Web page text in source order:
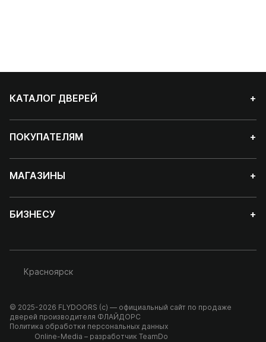
КАТАЛОГ ДВЕРЕЙ +
ПОКУПАТЕЛЯМ +
МАГАЗИНЫ +
БИЗНЕСУ +
Красноярск
© 2025-2026 FLYDOORS (с) — официальный сайт по продаже
дверей производителя ФЛАЙДОРС
Политика обработки персональных данных
Online-Media – разработчик TeamDo